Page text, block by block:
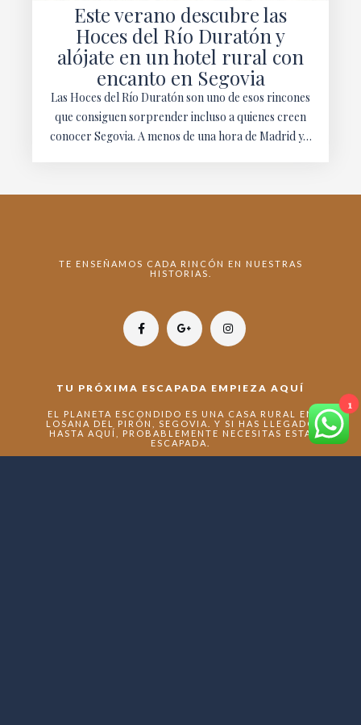
Este verano descubre las
Hoces del Río Duratón y
alójate en un hotel rural con
encanto en Segovia
Las Hoces del Río Duratón son uno de esos rincones
que consiguen sorprender incluso a quienes creen
conocer Segovia. A menos de una hora de Madrid y…
TE ENSEÑAMOS CADA RINCÓN EN NUESTRAS
HISTORIAS.
TU PRÓXIMA ESCAPADA EMPIEZA AQUÍ
EL PLANETA ESCONDIDO ES UNA CASA RURAL EN
LOSANA DEL PIRÓN, SEGOVIA. Y SI HAS LLEGADO
HASTA AQUÍ, PROBABLEMENTE NECESITAS ESTA
ESCAPADA.
1